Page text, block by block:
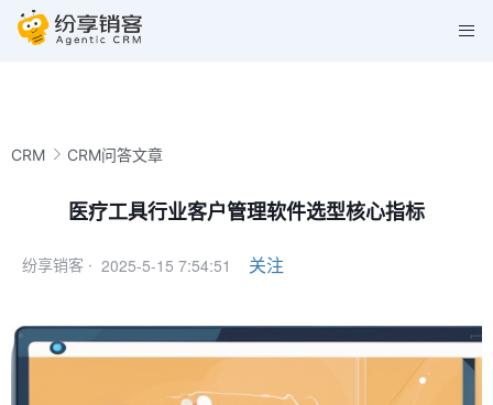
CRM CRM问答文章
医疗工具行业客户管理软件选型核心指标
纷享销客 · 2025-5-15 7:54:51 关注